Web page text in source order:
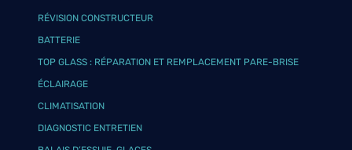
RÉVISION CONSTRUCTEUR
BATTERIE
TOP GLASS : RÉPARATION ET REMPLACEMENT PARE-BRISE
ÉCLAIRAGE
CLIMATISATION
DIAGNOSTIC ENTRETIEN